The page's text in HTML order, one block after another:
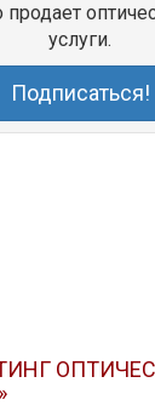
продает
услуги.
Подписаться!